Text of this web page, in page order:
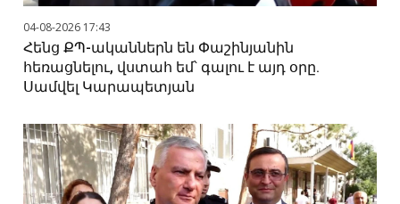
04-08-2026 17:43
Հենց ՔՊ-ականներն են Փաշինյանին
հեռացնելու, վստահ եմ՝ գալու է այդ օրը.
Սամվել Կարապետյան